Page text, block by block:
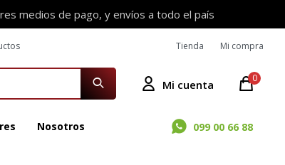
medios de pago, y envíos a todo el país
Nosotros 099 00 66 88
0
Tienda Mi compra